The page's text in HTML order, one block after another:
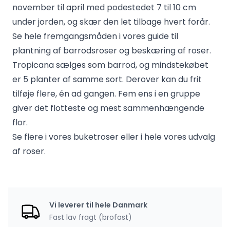
november til april med podestedet 7 til 10 cm
under jorden, og skær den let tilbage hvert forår.
Se hele fremgangsmåden i vores guide til
plantning af barrodsroserog beskæring af roser.
Tropicana sælges som barrod, og mindstekøbet
er 5 planter af samme sort. Derover kan du frit
tilføje flere, én ad gangen. Fem ens i en gruppe
giver det flotteste og mest sammenhængende
flor.
Se flere i vores buketrosereller i hele vores udvalg
af roser.
Vi leverer til hele Danmark
Fast lav fragt (brofast)